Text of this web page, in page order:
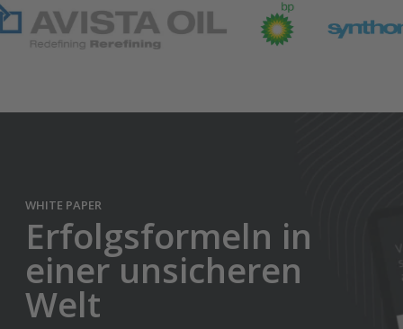
WHITE PAPER
Erfolgsformeln in
einer unsicheren
Welt